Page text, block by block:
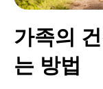
가족의
는 방법